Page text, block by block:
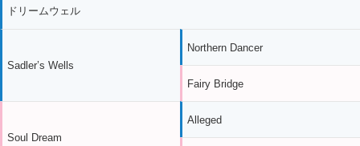
ドリームウェル
Sadler’s Wells
Soul Dream
Northern Dancer
Fairy Bridge
Alleged